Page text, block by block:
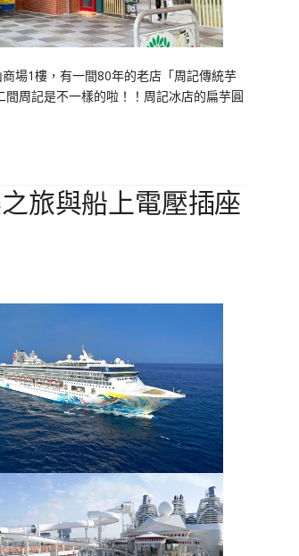
場1樓，有一間80年的老店「周記傳統芋
周記是不一樣的啦！！周記冰店的扁芋圓
旅與船上電壓插座